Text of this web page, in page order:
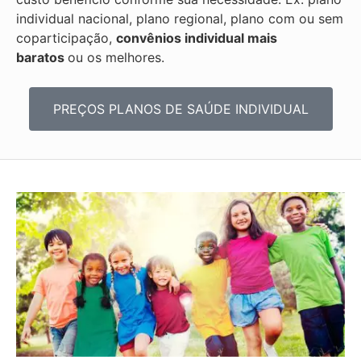
individual nacional, plano regional, plano com ou sem
coparticipação, convênios individual mais
baratos ou os melhores.
PREÇOS PLANOS DE SAÚDE INDIVIDUAL